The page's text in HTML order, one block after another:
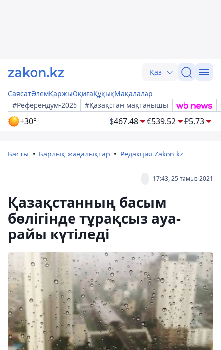
Қаз
СаясатӘлемҚаржыОқиғаҚұқықМақалалар
#Референдум-2026
#Қазақстан мақтанышы
+30° $467.48 €539.52 ₽5.73
Басты Барлық жаңалықтар Редакция Zakon.kz
17:43, 25 тамыз 2021
Қазақстанның басым
бөлігінде тұрақсыз ауа-
райы күтіледі